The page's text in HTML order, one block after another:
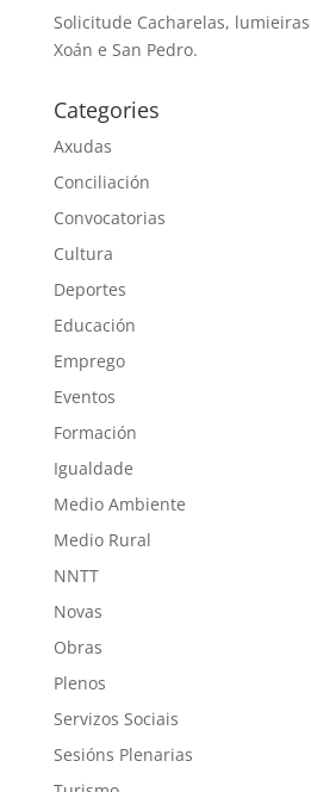
Solicitude Cacharelas,
Xoán e San Pedro.
Categories
Axudas
Conciliación
Convocatorias
Cultura
Deportes
Educación
Emprego
Eventos
Formación
Igualdade
Medio Ambiente
Medio Rural
NNTT
Novas
Obras
Plenos
Servizos Sociais
Sesións Plenarias